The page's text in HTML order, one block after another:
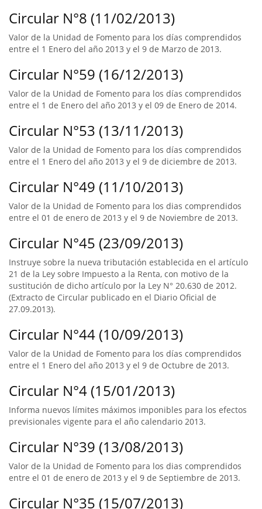
Circular N°8 (11/02/2013)
Valor de la Unidad de Fomento para los días comprendidos
entre el 1 Enero del año 2013 y el 9 de Marzo de 2013.
Circular N°59 (16/12/2013)
Valor de la Unidad de Fomento para los días comprendidos
entre el 1 de Enero del año 2013 y el 09 de Enero de 2014.
Circular N°53 (13/11/2013)
Valor de la Unidad de Fomento para los días comprendidos
entre el 1 Enero del año 2013 y el 9 de diciembre de 2013.
Circular N°49 (11/10/2013)
Valor de la Unidad de Fomento para los dias comprendidos
entre el 01 de enero de 2013 y el 9 de Noviembre de 2013.
Circular N°45 (23/09/2013)
Instruye sobre la nueva tributación establecida en el artículo
21 de la Ley sobre Impuesto a la Renta, con motivo de la
sustitución de dicho artículo por la Ley N° 20.630 de 2012.
(Extracto de Circular publicado en el Diario Oficial de
27.09.2013).
Circular N°44 (10/09/2013)
Valor de la Unidad de Fomento para los días comprendidos
entre el 1 Enero del año 2013 y el 9 de Octubre de 2013.
Circular N°4 (15/01/2013)
Informa nuevos límites máximos imponibles para los efectos
previsionales vigente para el año calendario 2013.
Circular N°39 (13/08/2013)
Valor de la Unidad de Fomento para los dias comprendidos
entre el 01 de enero de 2013 y el 9 de Septiembre de 2013.
Circular N°35 (15/07/2013)